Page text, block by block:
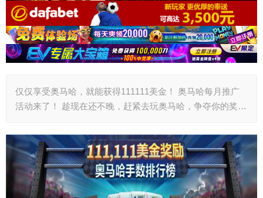
仅仅享受奥马哈，就能获得111111美金！ 奥马哈每月推广
活动来了！ 趁现在还不晚，赶紧去玩奥马哈，争夺你的奖…